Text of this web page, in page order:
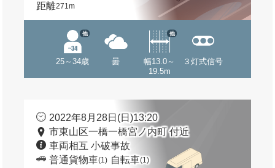
距離271m
25～34歳
他
曇
幅13.0～
19.5m
他
３灯式信号
2022年8月28日(日)13:20
市東山区一橋一橋宮ノ内町 付近
車両相互 小破事故
普通貨物車(1) 自転車(1)